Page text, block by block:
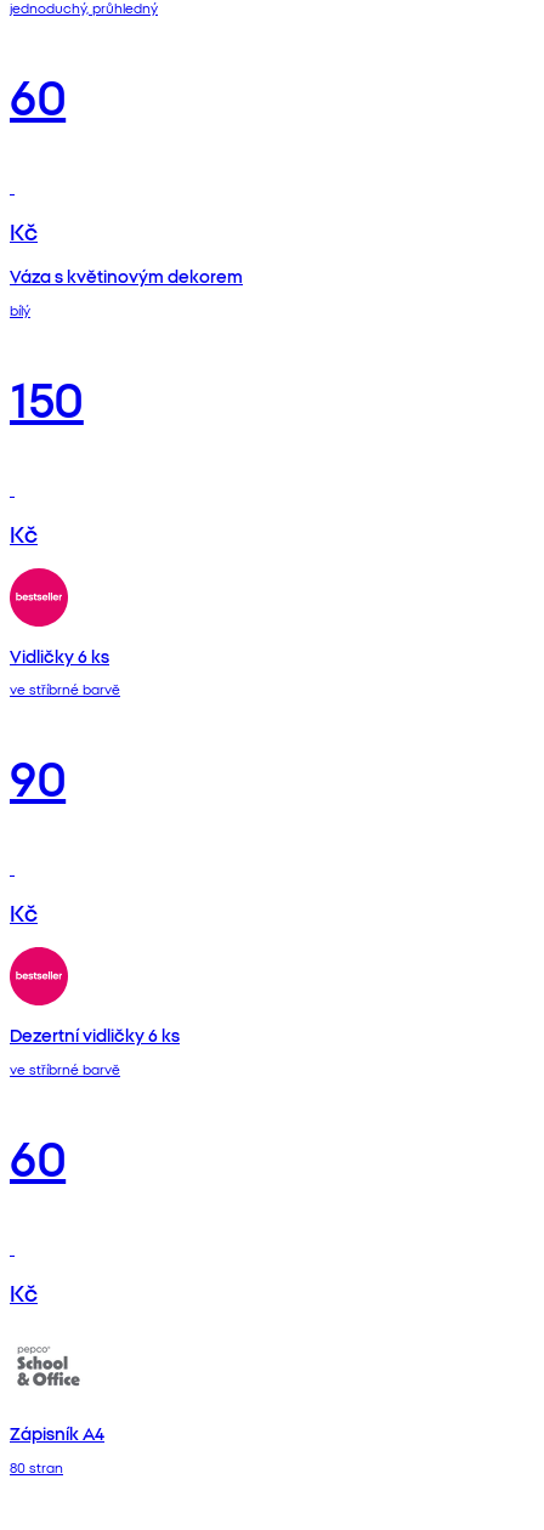
jednoduchý, průhledný
60
Kč
Váza s květinovým dekorem
bílý
150
Kč
Vidličky 6 ks
ve stříbrné barvě
90
Kč
Dezertní vidličky 6 ks
ve stříbrné barvě
60
Kč
Zápisník A4
80 stran